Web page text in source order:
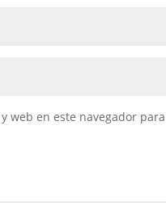
web en este navegador